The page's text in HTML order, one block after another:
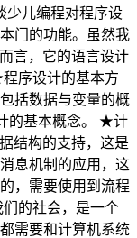
少儿编程对程序设
门的功能。虽然我
言，它的语言设计
序设计的基本方
括数据与变量的概
的基本概念。 ★计
结构的支持，这是
息机制的应用，这
，需要使用到流程
的社会，是一个
需要和计算机系统